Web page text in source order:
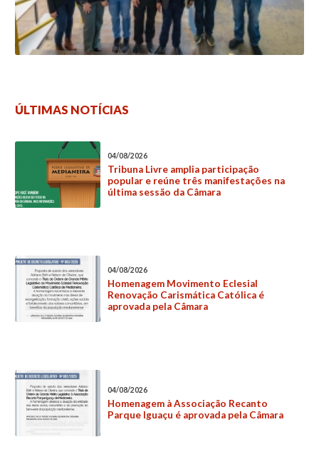
ÚLTIMAS NOTÍCIAS
04/08/2026
Tribuna Livre amplia participação
popular e reúne três manifestações na
última sessão da Câmara
04/08/2026
Homenagem Movimento Eclesial
Renovação Carismática Católica é
aprovada pela Câmara
04/08/2026
Homenagem à Associação Recanto
Parque Iguaçu é aprovada pela Câmara